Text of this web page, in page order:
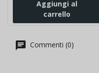
Aggiungi al
carrello
Commenti (0)